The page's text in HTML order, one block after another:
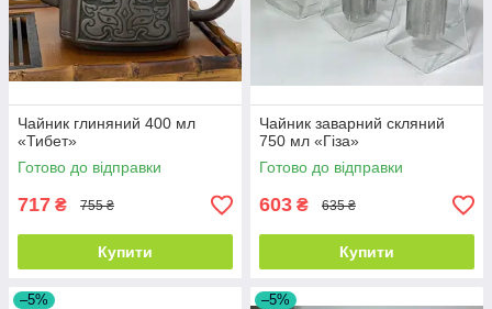
Чайник глиняний 400 мл
«Тибет»
Готово до відправки
717 ₴ 755 ₴
Купити
Чайник заварний скляний
750 мл «Гіза»
Готово до відправки
603 ₴ 635 ₴
Купити
–5% –5%